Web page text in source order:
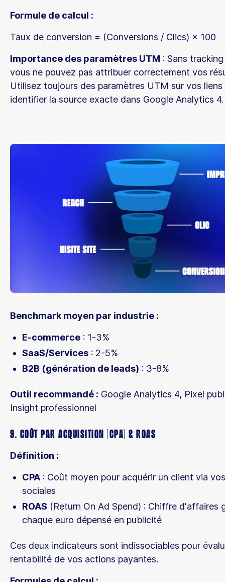
Formule de calcul :
Taux de conversion = (Conversions / Clics) × 100
Importance des paramètres UTM : Sans
vous ne pouvez pas attribuer correctement vos
Utilisez toujours des paramètres UTM sur vos liens
identifier la source exacte dans Google Analytics 4.
Benchmark moyen par industrie :
E-commerce : 1-3%
SaaS/Services : 2-5%
B2B (génération de leads) : 3-8%
Outil recommandé : Google Analytics 4, Pixel
Insight professionnel
9. Coût par Acquisition (CPA) & ROAS
Définition :
CPA : Coût moyen pour acquérir un client via
sociales
ROAS (Return On Ad Spend) : Chiffre d'affaires
chaque euro dépensé en publicité
Ces deux indicateurs sont indissociables pour
rentabilité de vos actions payantes.